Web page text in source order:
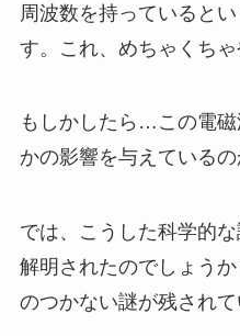
周波数を持っていると
す。これ、めちゃくち
もしかしたら…この電
かの影響を与えているの
では、こうした科学的
解明されたのでしょう
のつかない謎が残されて